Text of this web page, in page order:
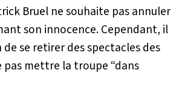
Bruel ne souhaite pas annuler
son innocence. Cependant, il
de se retirer des spectacles des
pas mettre la troupe “dans